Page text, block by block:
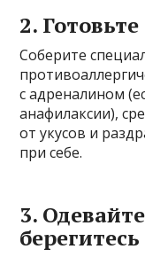
2.
Соберите
с адреналином
анафилаксии),
от укусов и
при себе.
3.